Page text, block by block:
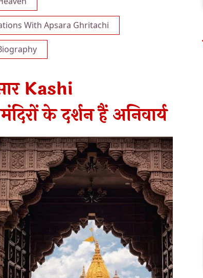
With Apsara Ghritachi
Kashi
के दर्शन हैं अनिवार्य